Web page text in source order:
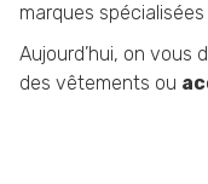
marques
Aujourd’hui, on vous
des vêtements ou